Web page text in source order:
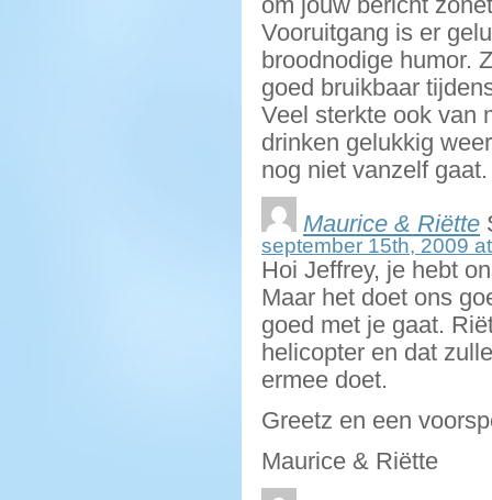
Vooruitgang is er
broodnodige humor.
goed bruikbaar
Veel sterkte ook van
drinken gelukkig
nog niet vanzelf
Maurice & Riëtte
september 15th, 2009
Hoi Jeffrey, je hebt
Maar het doet ons
goed met je gaat.
helicopter en dat
ermee doet.
Greetz en een
Maurice & Riëtte